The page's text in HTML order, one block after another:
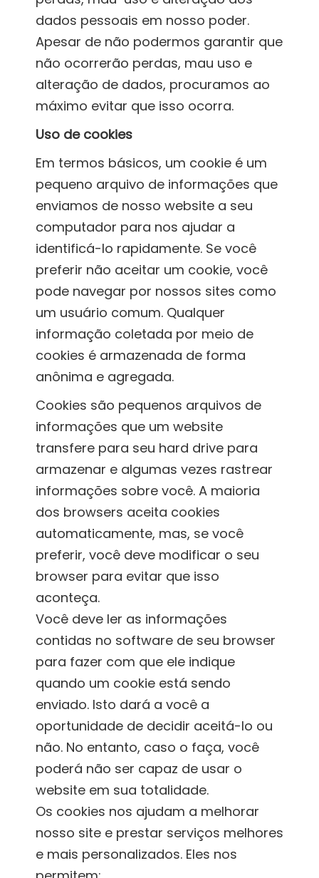
dados pessoais em nosso poder.
Apesar de não podermos garantir que
não ocorrerão perdas, mau uso e
alteração de dados, procuramos ao
máximo evitar que isso ocorra.
Uso de cookies
Em termos básicos, um cookie é um
pequeno arquivo de informações que
enviamos de nosso website a seu
computador para nos ajudar a
identificá-lo rapidamente. Se você
preferir não aceitar um cookie, você
pode navegar por nossos sites como
um usuário comum. Qualquer
informação coletada por meio de
cookies é armazenada de forma
anônima e agregada.
Cookies são pequenos arquivos de
informações que um website
transfere para seu hard drive para
armazenar e algumas vezes rastrear
informações sobre você. A maioria
dos browsers aceita cookies
automaticamente, mas, se você
preferir, você deve modificar o seu
browser para evitar que isso
aconteça.
Você deve ler as informações
contidas no software de seu browser
para fazer com que ele indique
quando um cookie está sendo
enviado. Isto dará a você a
oportunidade de decidir aceitá-lo ou
não. No entanto, caso o faça, você
poderá não ser capaz de usar o
website em sua totalidade.
Os cookies nos ajudam a melhorar
nosso site e prestar serviços melhores
e mais personalizados. Eles nos